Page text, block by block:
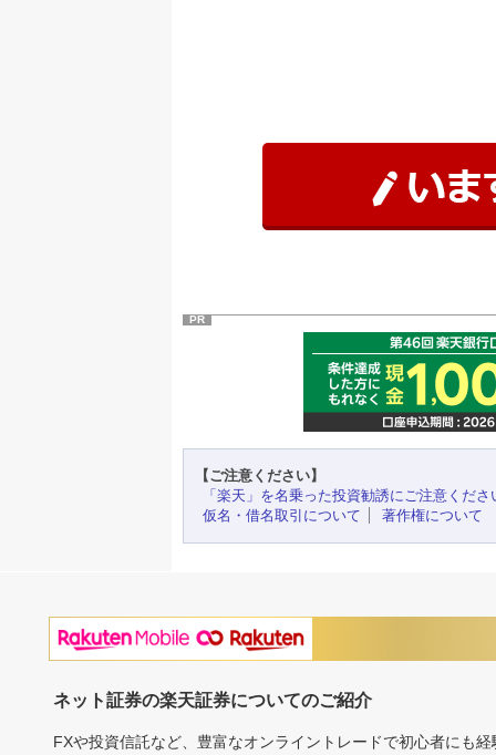
PR
【ご注意ください】
「楽天」を名乗った投資勧誘にご注意くださ
仮名・借名取引について
著作権について
ネット証券の楽天証券についてのご紹介
FXや投資信託など、豊富なオンライントレードで初心者にも